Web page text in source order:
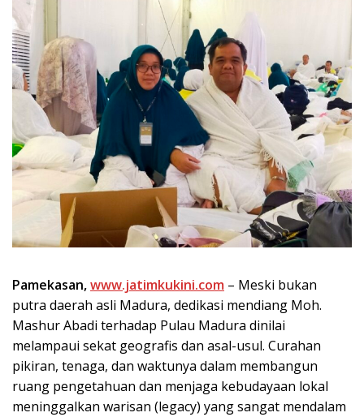
Pamekasan,www.jatimkukini.com – Meski bukan
putra daerah asli Madura, dedikasi mendiang Moh.
Mashur Abadi terhadap Pulau Madura dinilai
melampaui sekat geografis dan asal-usul. Curahan
pikiran, tenaga, dan waktunya dalam membangun
ruang pengetahuan dan menjaga kebudayaan lokal
meninggalkan warisan (legacy) yang sangat mendalam